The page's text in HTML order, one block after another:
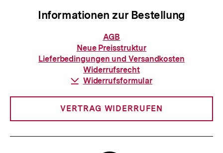
Informationen zur Bestellung
Informationen
zur
Bestellung
AGB
Neue Preisstruktur
Lieferbedingungen und Versandkosten
Widerrufsrecht
Download-
Widerrufsformular
VERTRAG WIDERRUFEN